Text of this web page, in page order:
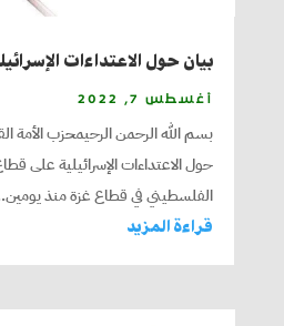
بيان حول الاعتداءات
أغسطس 7, 2022
بسم الله الرحمن الرحيمحزب الأمة
حول الاعتداءات الإسرائيلية على
الفلسطيني في قطاع غزة منذ
قراءة المزيد